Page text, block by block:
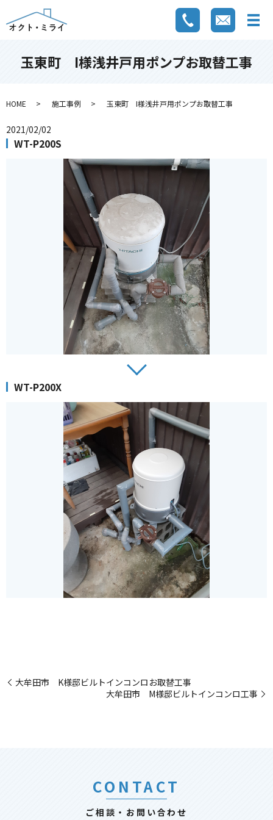
玉東町 I様浅井戸用ポンプお取替工事
HOME 施工事例 玉東町 I様浅井戸用ポンプお取替工事
2021/02/02
WT-P200S
WT-P200X
大牟田市 K様邸ビルトインコンロお取替工事
大牟田市 M様邸ビルトインコンロ工事
CONTACT
ご相談・お問い合わせ